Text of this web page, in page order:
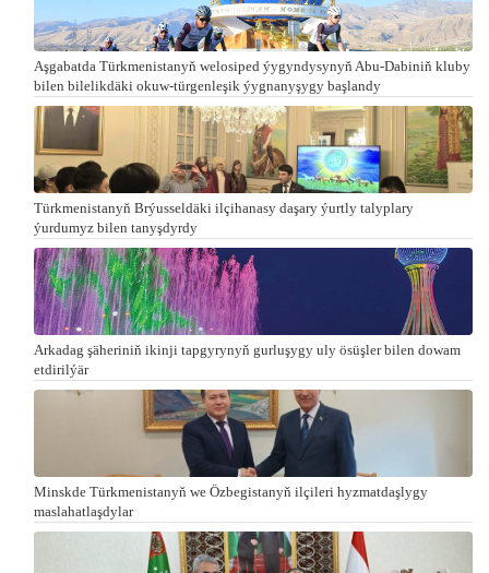
Aşgabatda Türkmenistanyň welosiped ýygyndysynyň Abu-Dabiniň kluby
bilen bilelikdäki okuw-türgenleşik ýygnanyşygy başlandy
Türkmenistanyň Brýusseldäki ilçihanasy daşary ýurtly talyplary
ýurdumyz bilen tanyşdyrdy
Arkadag şäheriniň ikinji tapgyrynyň gurluşygy uly ösüşler bilen dowam
etdirilýär
Minskde Türkmenistanyň we Özbegistanyň ilçileri hyzmatdaşlygy
maslahatlaşdylar